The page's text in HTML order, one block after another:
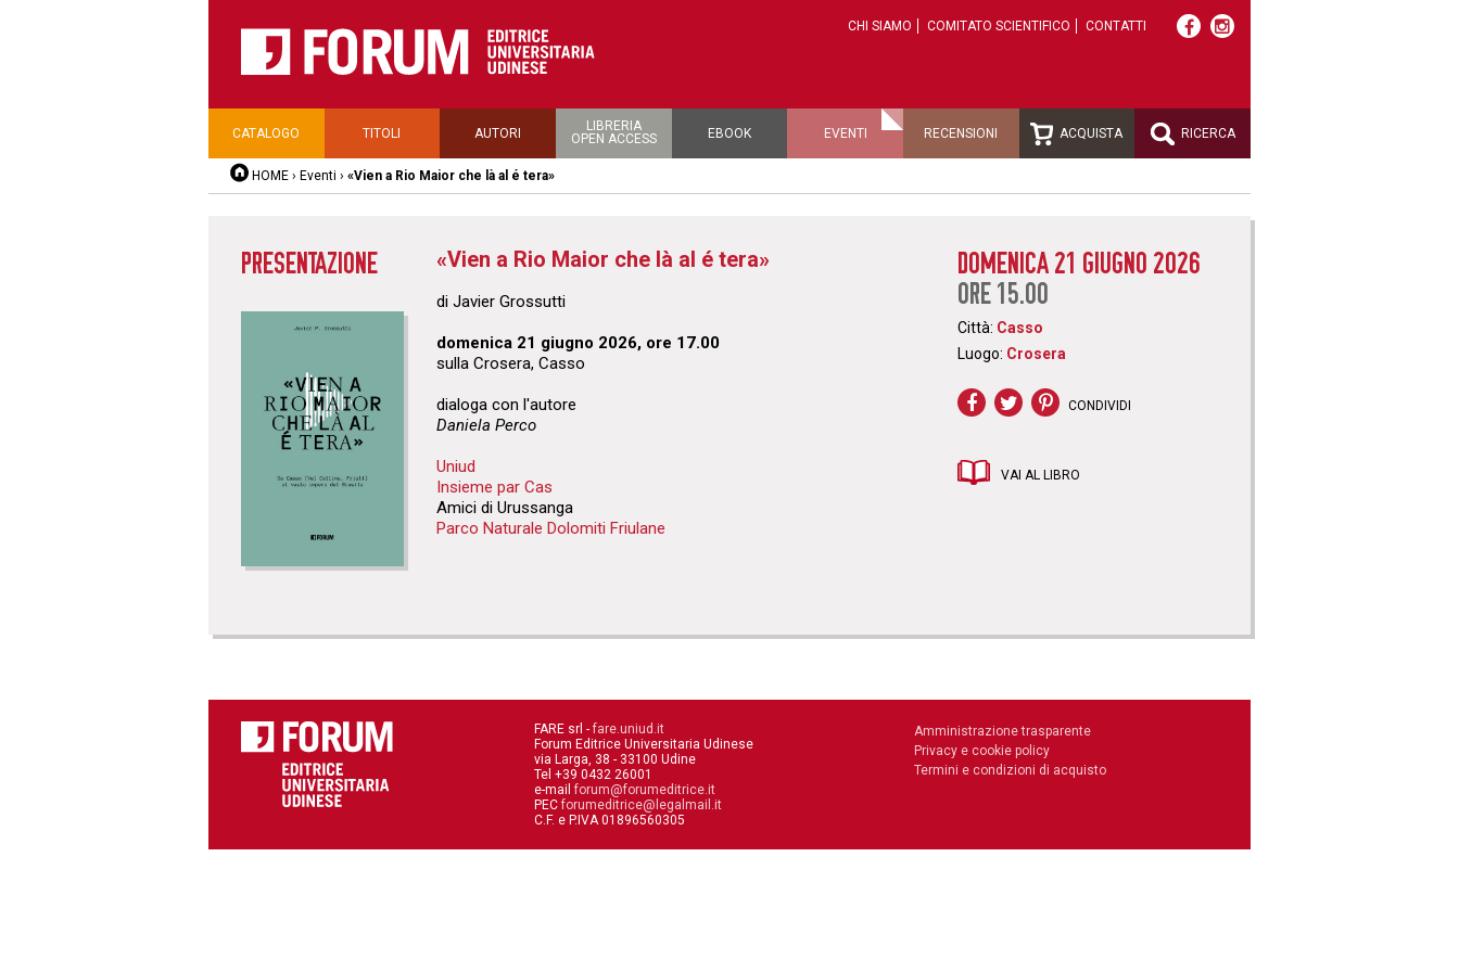
CHI SIAMO COMITATO SCIENTIFICO CONTATTI
CATALOGO TITOLI AUTORI
LIBRERIA
OPEN ACCESS
EBOOK EVENTI RECENSIONI ACQUISTA RICERCA
HOME › Eventi › «Vien a Rio Maior che là al é tera»
PRESENTAZIONE «Vien a Rio Maior che là al é tera»
di Javier Grossutti
domenica 21 giugno 2026, ore 17.00
sulla Crosera, Casso
dialoga con l'autore
Daniela Perco
Uniud
Insieme par Cas
Amici di Urussanga
Parco Naturale Dolomiti Friulane
DOMENICA 21 GIUGNO 2026
ORE 15.00
Città: Casso
Luogo: Crosera
CONDIVIDI
VAI AL LIBRO
FARE srl - fare.uniud.it
Forum Editrice Universitaria Udinese
via Larga, 38 - 33100 Udine
Tel +39 0432 26001
e-mail forum@forumeditrice.it
PEC forumeditrice@legalmail.it
C.F. e P.IVA 01896560305
Amministrazione trasparente
Privacy e cookie policy
Termini e condizioni di acquisto